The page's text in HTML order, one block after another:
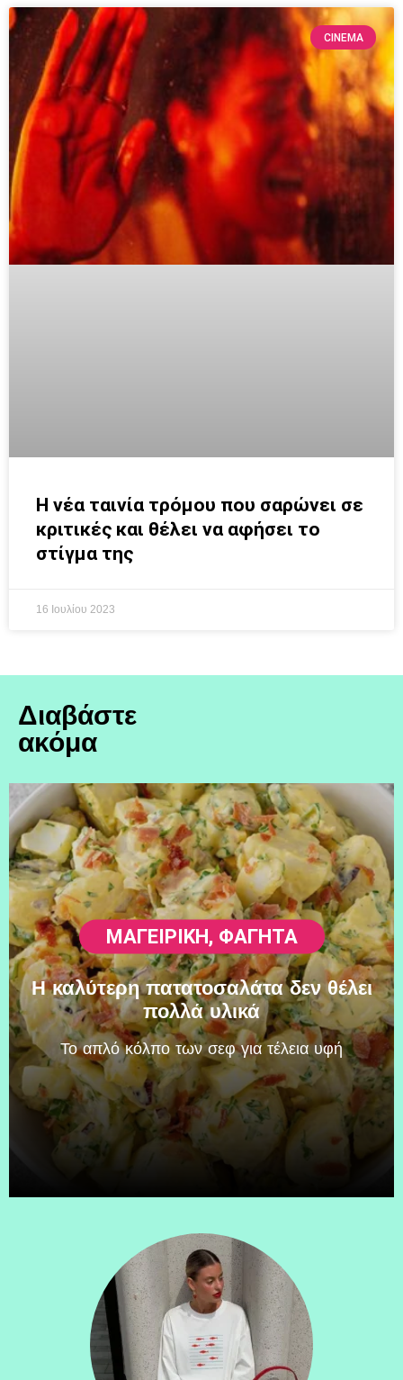
CINEMA
Η νέα ταινία τρόμου που σαρώνει σε
κριτικές και θέλει να αφήσει το
στίγμα της
16 Ιουλίου 2023
Διαβάστε
ακόμα
ΜΑΓΕΙΡΙΚΗ, ΦΑΓΗΤΆ
Η καλύτερη πατατοσαλάτα δεν θέλει
πολλά υλικά
Το απλό κόλπο των σεφ για τέλεια υφή